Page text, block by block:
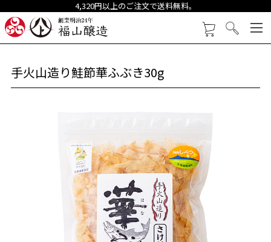
4,320円以上のご注文で送料無料。
カートを見る
検索
手火山造り鮭節華ふぶき30g